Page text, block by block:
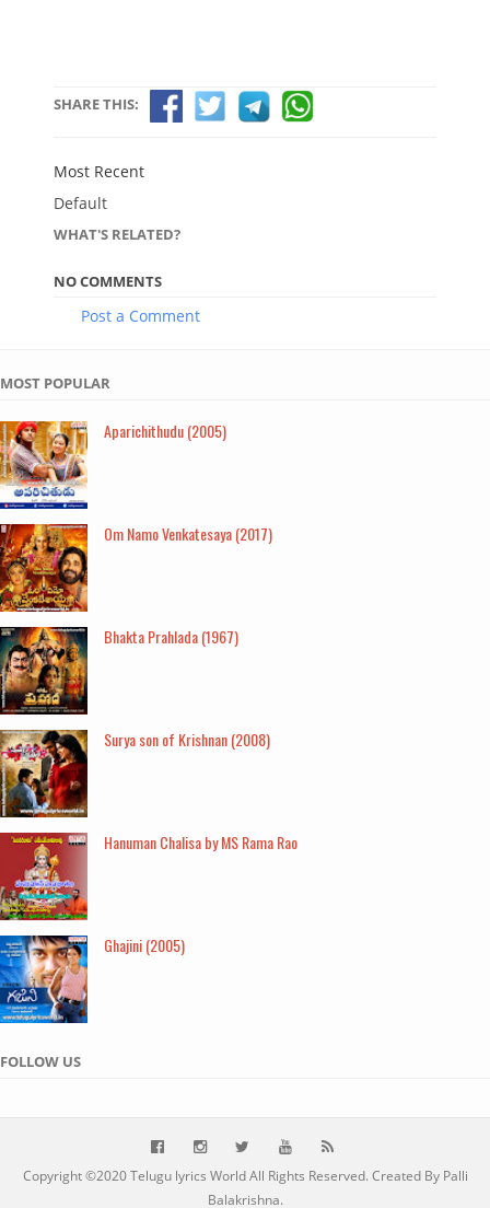
SHARE THIS:
Most Recent
Default
WHAT'S RELATED?
NO COMMENTS
Post a Comment
MOST POPULAR
Aparichithudu (2005)
Om Namo Venkatesaya (2017)
Bhakta Prahlada (1967)
Surya son of Krishnan (2008)
Hanuman Chalisa by MS Rama Rao
Ghajini (2005)
FOLLOW US
Copyright ©2020Telugu lyrics WorldAll Rights Reserved. Created By Palli
Balakrishna.